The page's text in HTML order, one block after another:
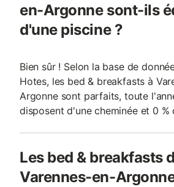
en-Argonne sont-ils
d'une piscine ?
Bien sûr ! Selon la base de
Hotes, les bed & breakfasts à
Argonne sont parfaits, toute
disposent d'une cheminée et 0 %
Les bed & breakfasts
Varennes-en-